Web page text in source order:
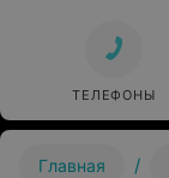
ТЕЛЕФОНЫ
Главная /